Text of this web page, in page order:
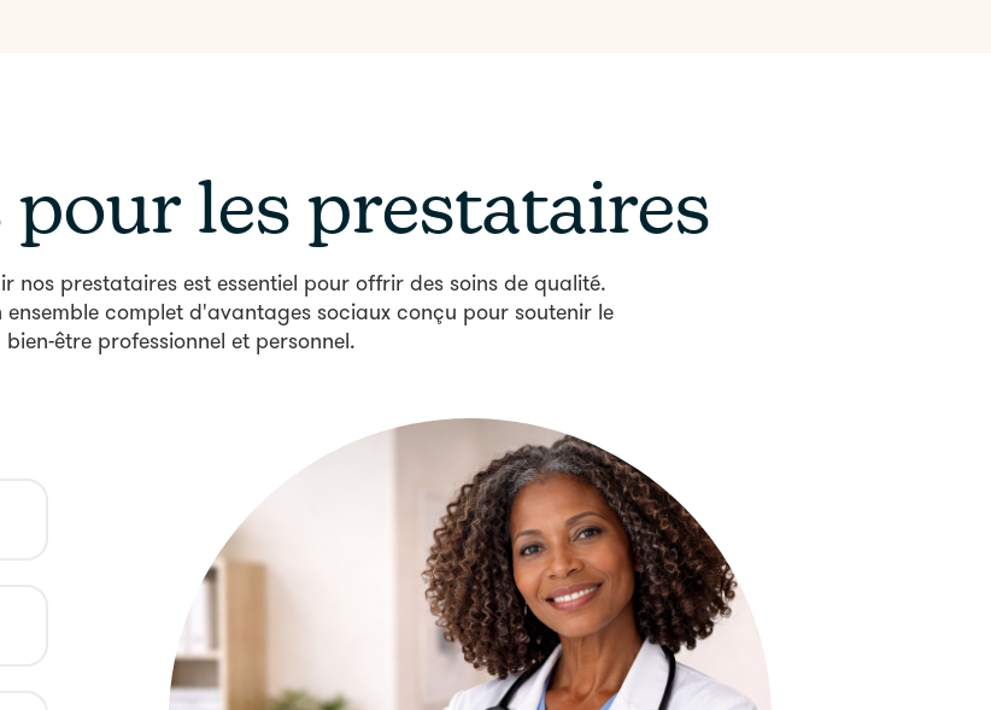
pour les prestataires
nos prestataires est essentiel pour offrir des soins de qualité.
complet d'avantages sociaux conçu pour soutenir le
bien-être professionnel et personnel.